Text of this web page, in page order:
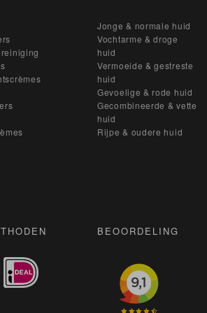
Jonge & normale huid
Vochtarme & droge
huid
Vermoeide & gestreste
huid
Gevoelige & rode huid
Gecombineerde & vette
huid
Rijpe & oudere huid
BEOORDELING